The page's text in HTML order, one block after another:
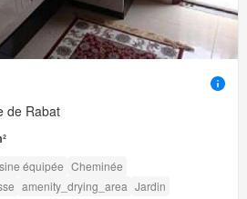
de Rabat
équipée Cheminée
amenity_drying_area Jardin